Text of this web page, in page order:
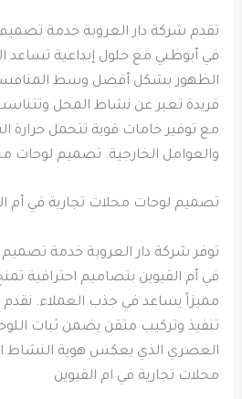
تقدم شركة دار العروبة خدمة
في أبوظبي مع حلول إبداعية تساعد
الظهور بشكل أفضل وسط
فريدة تعبر عن نشاط المحل
مع توفير خامات قوية تتحمل حرارة
والعوامل الخارجية. تصميم لوحات
تصميم لوحات محلات تجارية في أم
توفر شركة دار العروبة خدمة
في أم القيوين بتصاميم احترافية
مميزاً يساعد في جذب العملاء. نقدم
تنفيذ وتركيب متقن يضمن ثبات
العصري الذي يعكس هوية النشاط
محلات تجارية في ام القيوين